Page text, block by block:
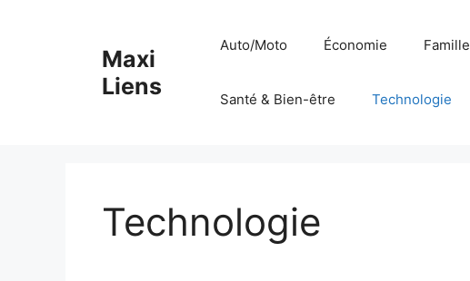
Maxi
Liens
Auto/Moto Économie Famille
Santé & Bien-être Technologie
Technologie